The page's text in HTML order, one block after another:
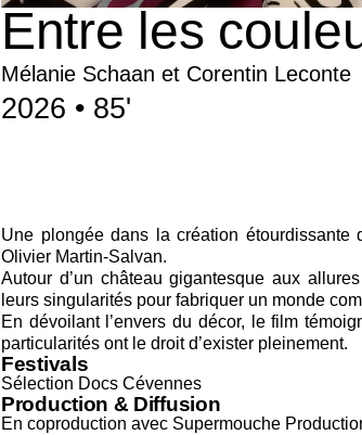
Entre les
Mélanie Schaan et Corentin Leconte
2026 • 85'
Une plongée dans la création étourdissante
Olivier Martin-Salvan.
Autour d’un château gigantesque aux
leurs singularités pour fabriquer un monde
En dévoilant l’envers du décor, le film
particularités ont le droit d’exister pleinement.
Festivals
Sélection Docs Cévennes
Production & Diffusion
En coproduction avec Supermouche